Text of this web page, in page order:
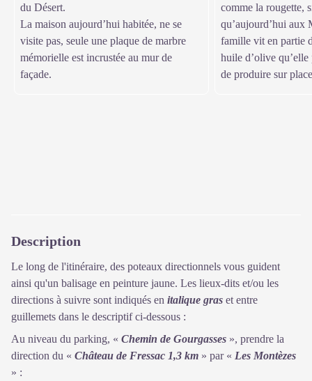
du Désert.
La maison aujourd’hui habitée, ne se
visite pas, seule une plaque de marbre
mémorielle est incrustée au mur de
façade.
comme la rougette,
qu’aujourd’hui aux
famille vit en partie
huile d’olive
de produire sur
Description
Le long de l'itinéraire, des poteaux directionnels vous guident
ainsi qu'un balisage en peinture jaune. Les lieux-dits et/ou les
directions à suivre sont indiqués en italique gras et entre
guillemets dans le descriptif ci-dessous :
Au niveau du parking, « Chemin de Gourgasses », prendre la
direction du « Château de Fressac 1,3 km » par « Les Montèzes
» :